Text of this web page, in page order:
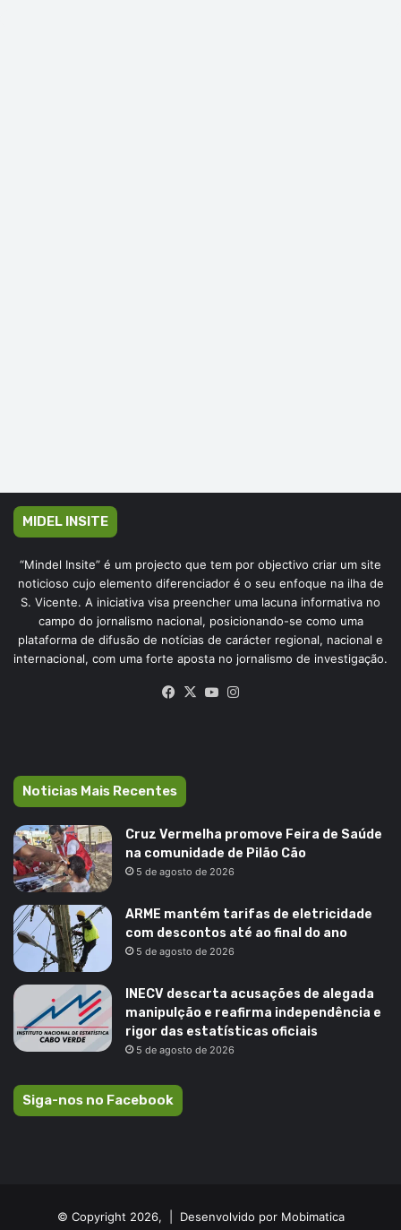
MIDEL INSITE
“Mindel Insite” é um projecto que tem por objectivo criar um site
noticioso cujo elemento diferenciador é o seu enfoque na ilha de
S. Vicente. A iniciativa visa preencher uma lacuna informativa no
campo do jornalismo nacional, posicionando-se como uma
plataforma de difusão de notícias de carácter regional, nacional e
internacional, com uma forte aposta no jornalismo de investigação.
Facebook
X YouTube
Noticias Mais Recentes
Cruz Vermelha promove Feira de Saúde
na comunidade de Pilão Cão
5 de agosto de 2026
ARME mantém tarifas de eletricidade
com descontos até ao final do ano
5 de agosto de 2026
INECV descarta acusações de alegada
manipulção e reafirma independência e
rigor das estatísticas oficiais
5 de agosto de 2026
Siga-nos no Facebook
© Copyright 2026, | Desenvolvido por Mobimatica